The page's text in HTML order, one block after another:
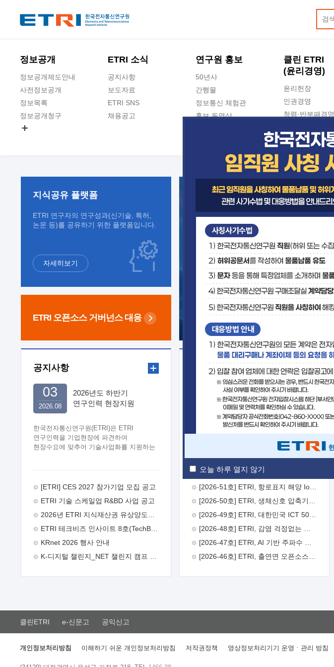
오늘 하루 열지 않기
정보공개
정보공개제도안내
사전정보공개
정보목록
정보공개청구
ETRI 소식
공지사항
보도자료
ETRI SNS
채용공고
연구원 홍보
50년사
간행물
정보통신 체험관
홍보 동영상
클린 ETRI
(윤리경영)
윤리헌장
인권경영
청렴·반부패경영
청렴포털 신고
수의계약 현황
부패징계 현황
감사결과공개
지식공유 플랫폼
ETRI 연구자의 연구성과(신기술, 특허,
논문 등)를 공유하기 위한 플랫폼입니다.
자세히보기
ETRI 오픈소스 거버넌스 대응
공지사항
2026년도 하반기
연구인력 현장지원
한국전자통신연구원(ETRI)은 ETRI
연구인력을 기업현장에 파견하여
현장수요에 맞추어 기술사업화를 지원하는
주시기 바랍니다. 2026년 8월
추진목적: ETRI 인력을 기업현장에 파견.
기술지원을 실시함으로써 ETRI 개발기술의
극대화하고, 지원기업을 강견기업으로
육성하고자 함.  신청자격: ETRI
ETRI 창업/연구소기업, 기술이전/출자기업
(2 ~ 3년차) 연봉의 40%  추진일정(1)
희망기업 신청/접수(2)희망인력-희망기업
매칭(3)현장조사/ 선정(심의)(4)협약체결
26일 9월초순 9월 중순 10월 이후*
2026.08
03
[ETRI] CES 2027 참가기업 모집 공고
ETRI 기술 스케일업 R&BD 사업 공고
ETRI 테크비즈 인사이트 8호(TechBiz Insight Vol.8) 발간
KRnet 2026 행사 안내
보도자료
[2026-52호] ETRI, ITU-T 자율주행차 국제표준화 주도한다
클린ETRI e-신문고 공익신고
개인정보처리방침 이해하기 쉬운 개인정보처리방침 저작권정책 영상정보처리기기 운영ㆍ관리 방침